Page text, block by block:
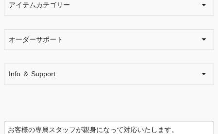
アイテムカテゴリー
オーダーサポート
Info ＆ Support
お客様の専属スタッフが親身になって対応いたします。